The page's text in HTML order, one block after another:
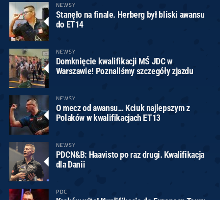
NEWSY
Stanęło na finale. Herberg był bliski awansu
do ET14
NEWSY
Domknięcie kwalifikacji MŚ JDC w
Warszawie! Poznaliśmy szczegóły zjazdu
NEWSY
O mecz od awansu… Kciuk najlepszym z
Polaków w kwalifikacjach ET13
NEWSY
PDCN&B: Haavisto po raz drugi. Kwalifikacja
dla Danii
PDC